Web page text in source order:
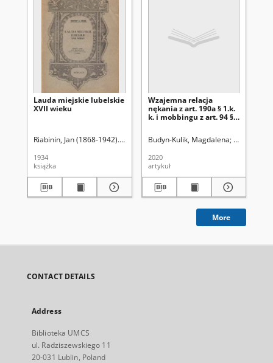
Lauda miejskie lubelskie
XVII wieku
Riabinin, Jan (1868-1942). Wyd.
1934
książka
Wzajemna relacja
nękania z art. 190a § 1.k.
k. i mobbingu z art. 94 § 2
Budyn-Kulik, Magdalena
2020
artykuł
More
CONTACT DETAILS
Address
Biblioteka UMCS
ul. Radziszewskiego 11
20-031 Lublin, Poland